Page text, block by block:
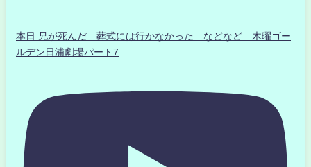
本日 兄が死んだ 葬式には行かなかった などなど 木曜ゴー
ルデン日浦劇場パート7